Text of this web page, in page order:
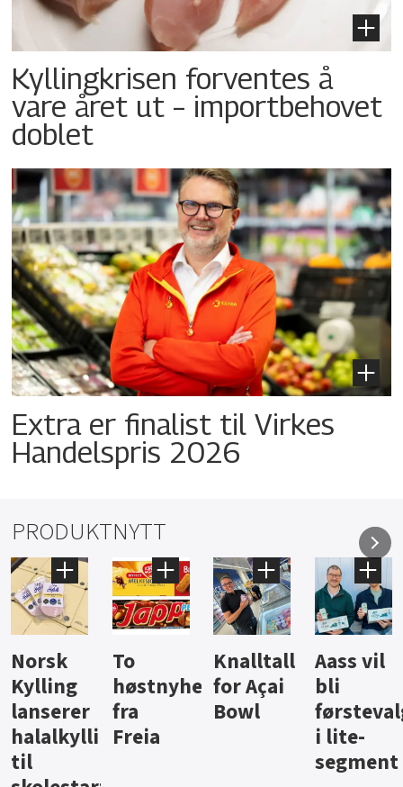
Kyllingkrisen forventes å
vare året ut – importbehovet
doblet
Extra er finalist til Virkes
Handelspris 2026
PRODUKTNYTT
Knalltall
for Açai
Bowl
Aass vil
bli
førstevalg
i lite-
Brus og
jus fra
Berentsen
Hard
iste fra
Hansa